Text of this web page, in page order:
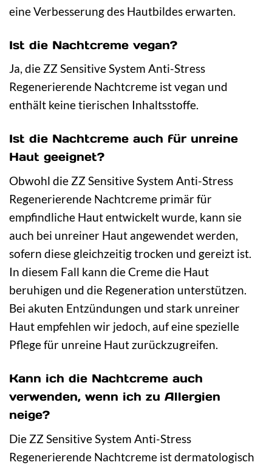
eine Verbesserung des Hautbildes erwarten.
Ist die Nachtcreme vegan?
Ja, die ZZ Sensitive System Anti-Stress
Regenerierende Nachtcreme ist vegan und
enthält keine tierischen Inhaltsstoffe.
Ist die Nachtcreme auch für unreine
Haut geeignet?
Obwohl die ZZ Sensitive System Anti-Stress
Regenerierende Nachtcreme primär für
empfindliche Haut entwickelt wurde, kann sie
auch bei unreiner Haut angewendet werden,
sofern diese gleichzeitig trocken und gereizt ist.
In diesem Fall kann die Creme die Haut
beruhigen und die Regeneration unterstützen.
Bei akuten Entzündungen und stark unreiner
Haut empfehlen wir jedoch, auf eine spezielle
Pflege für unreine Haut zurückzugreifen.
Kann ich die Nachtcreme auch
verwenden, wenn ich zu Allergien
neige?
Die ZZ Sensitive System Anti-Stress
Regenerierende Nachtcreme ist dermatologisch